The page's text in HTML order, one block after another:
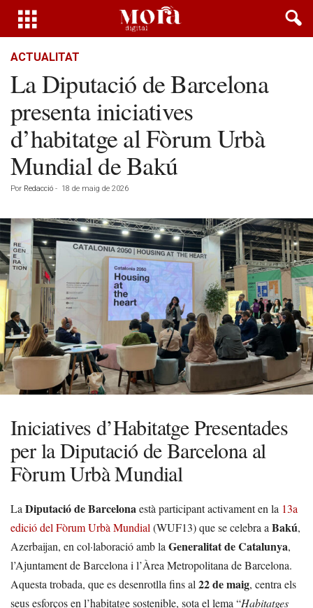
ACTUALITAT
La Diputació de Barcelona
presenta iniciatives
d’habitatge al Fòrum Urbà
Mundial de Bakú
Por Redacció - 18 de maig de 2026
Iniciatives d’Habitatge Presentades
per la Diputació de Barcelona al
Fòrum Urbà Mundial
La Diputació de Barcelonaestà participant activament en la 13a
edició del Fòrum Urbà Mundial (WUF13) que se celebra a Bakú,
Azerbaijan, en col·laboració amb la Generalitat de Catalunya,
l’Ajuntament de Barcelona i l’Àrea Metropolitana de Barcelona.
Aquesta trobada, que es desenrotlla fins al 22 de maig, centra els
seus esforços en l’habitatge sostenible, sota el lema “Habitatges